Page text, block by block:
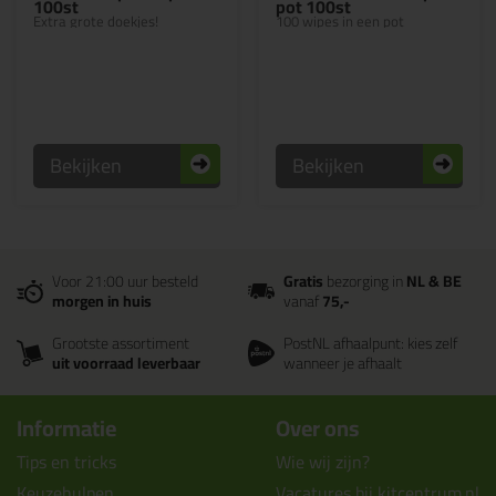
Extra grote doekjes!
Bekijken
100 wipes in een pot
Bekijken
Voor 21:00 uur besteld
morgen in huis
Gratisbezorging inNL & BE
vanaf75,-
Grootste assortiment
uit voorraad leverbaar
PostNL afhaalpunt: kies zelf
wanneer je afhaalt
Informatie
Tips en tricks
Over ons
Wie wij zijn?